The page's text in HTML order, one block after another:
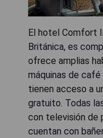
El hotel Comfort
Británica, es
ofrece amplias
máquinas de
tienen acceso a
gratuito. Todas
con televisión de
cuentan con